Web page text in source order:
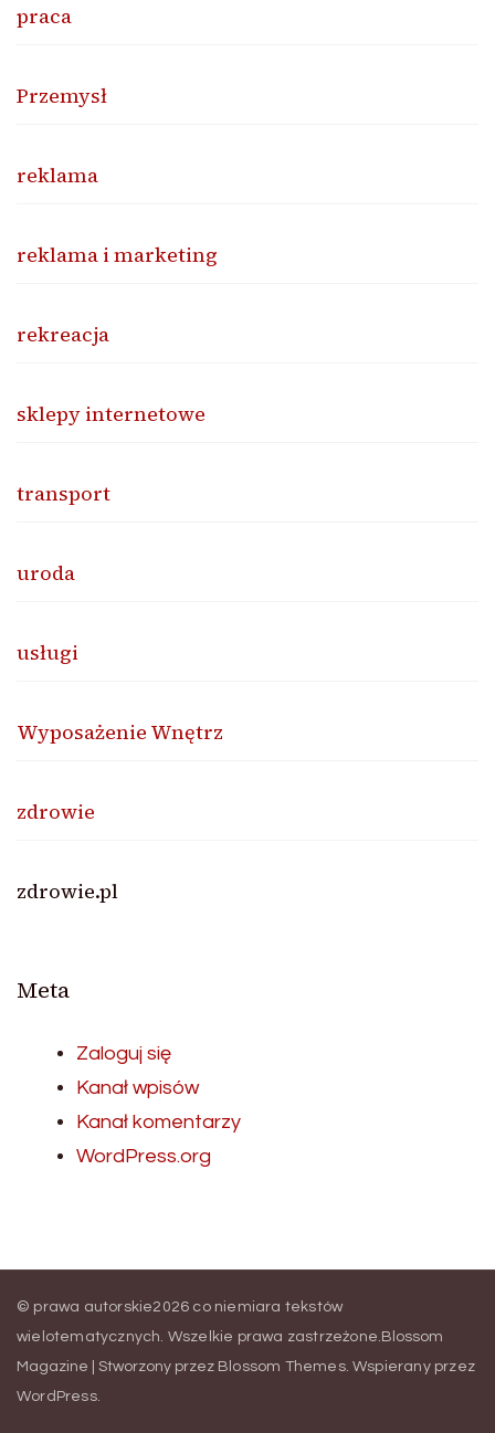
praca
Przemysł
reklama
reklama i marketing
rekreacja
sklepy internetowe
transport
uroda
usługi
Wyposażenie Wnętrz
zdrowie
zdrowie.pl
Meta
Zaloguj się
Kanał wpisów
Kanał komentarzy
WordPress.org
© prawa autorskie2026 co niemiara tekstów
wielotematycznych . Wszelkie prawa zastrzeżone. Blossom
Magazine | Stworzony przez Blossom Themes. Wspierany przez
WordPress.